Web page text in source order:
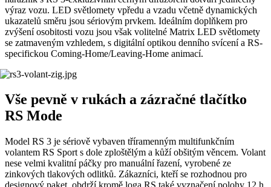
výraz vozu. LED světlomety vpředu a vzadu včetně dynamických
ukazatelů směru jsou sériovým prvkem. Ideálním doplňkem pro
zvýšení osobitosti vozu jsou však volitelné Matrix LED světlomety
se zatmaveným vzhledem, s digitální optikou denního svícení a RS-
specifickou Coming-Home/Leaving-Home animací.
Vše pevně v rukách a zázračné tlačítko
RS Mode
Model RS 3 je sériově vybaven tříramenným multifunkčním
volantem RS Sport s dole zploštělým a kůží obšitým věncem. Volant
nese velmi kvalitní páčky pro manuální řazení, vyrobené ze
zinkových tlakových odlitků. Zákazníci, kteří se rozhodnou pro